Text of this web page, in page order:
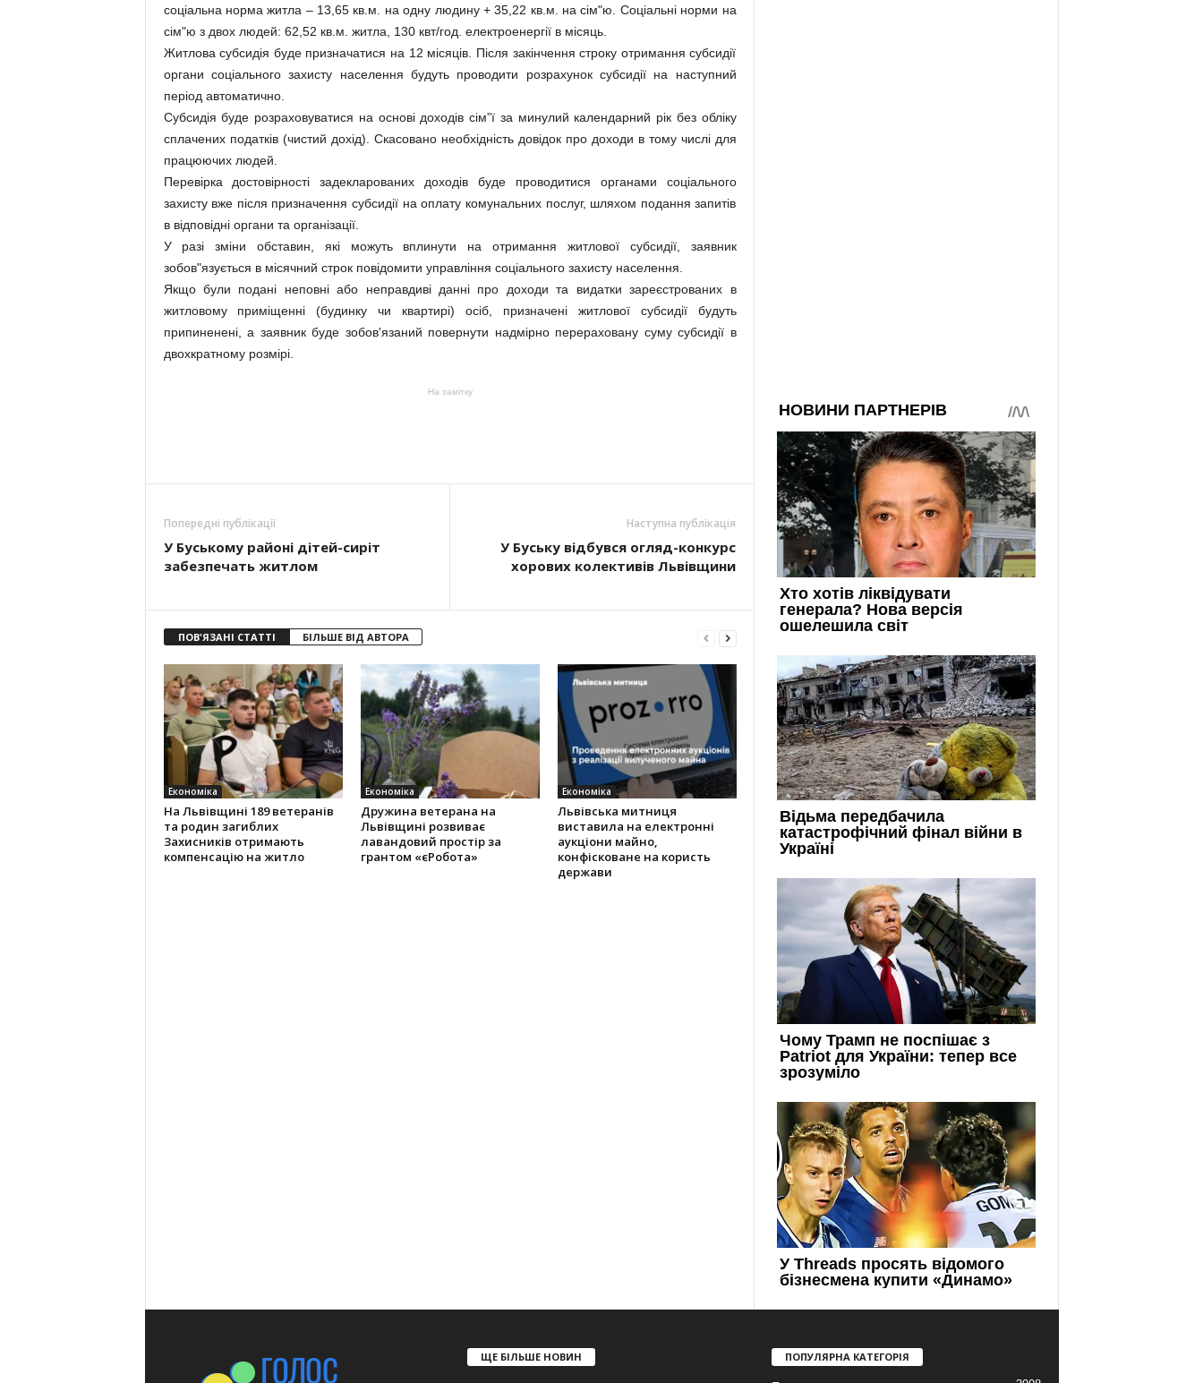
соціальна норма житла – 13,65 кв.м. на одну людину + 35,22 кв.м. на сім"ю. Соціальні норми на
сім"ю з двох людей: 62,52 кв.м. житла, 130 квт/год. електроенергії в місяць.
Житлова субсидія буде призначатися на 12 місяців. Після закінчення строку отримання субсидії
органи соціального захисту населення будуть проводити розрахунок субсидії на наступний
період автоматично.
Субсидія буде розраховуватися на основі доходів сім”ї за минулий календарний рік без обліку
сплачених податків (чистий дохід). Скасовано необхідність довідок про доходи в тому числі для
працюючих людей.
Перевірка достовірності задекларованих доходів буде проводитися органами соціального
захисту вже після призначення субсидії на оплату комунальних послуг, шляхом подання запитів
в відповідні органи та організації.
У разі зміни обставин, які можуть вплинути на отримання житлової субсидії, заявник
зобов"язується в місячний строк повідомити управління соціального захисту населення.
Якщо були подані неповні або неправдиві данні про доходи та видатки зареєстрованих в
житловому приміщенні (будинку чи квартирі) осіб, призначені житлової субсидії будуть
припиненені, а заявник буде зобов'язаний повернути надмірно перераховану суму субсидії в
двохкратному розмірі.
На замітку
Попередні публікації
У Буському районі дітей-сиріт
забезпечать житлом
Наступна публікація
У Буську відбувся огляд-конкурс
хорових колективів Львівщини
ПОВ'ЯЗАНІ СТАТТІ БІЛЬШЕ ВІД АВТОРА
Економіка
На Львівщині 189 ветеранів
та родин загиблих
Захисників отримають
компенсацію на житло
Економіка
Дружина ветерана на
Львівщині розвиває
лавандовий простір за
грантом «єРобота»
Економіка
Львівська митниця
виставила на електронні
аукціони майно,
конфісковане на користь
держави
ЩЕ БІЛЬШЕ НОВИН ПОПУЛЯРНА КАТЕГОРІЯ